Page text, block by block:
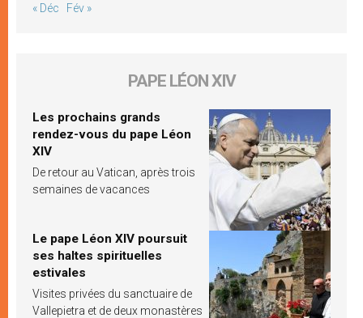
« Déc Fév »
PAPE LÉON XIV
Les prochains grands
rendez-vous du pape Léon
XIV
De retour au Vatican, après trois
semaines de vacances
Le pape Léon XIV poursuit
ses haltes spirituelles
estivales
Visites privées du sanctuaire de
Vallepietra et de deux monastères